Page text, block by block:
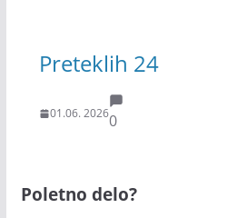
Preteklih 24
01.06. 20260
Poletno delo?